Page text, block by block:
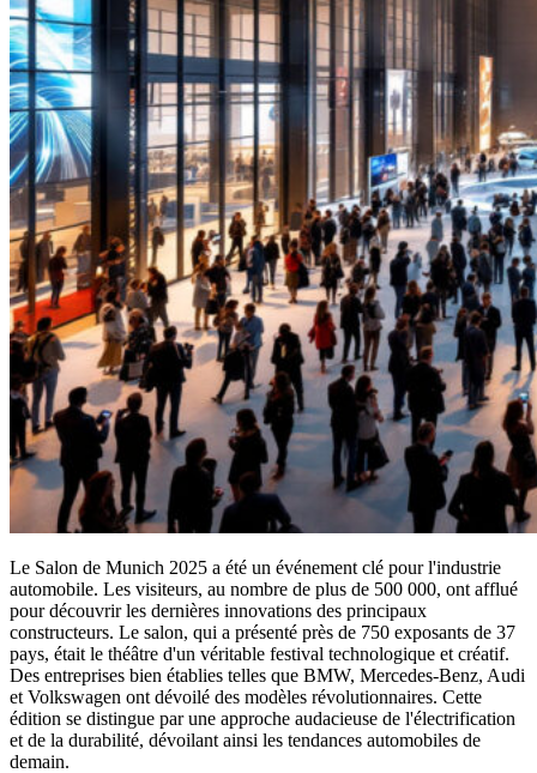
Le Salon de Munich 2025 a été un événement clé pour l'industrie
automobile. Les visiteurs, au nombre de plus de 500 000, ont afflué
pour découvrir les dernières innovations des principaux
constructeurs. Le salon, qui a présenté près de 750 exposants de 37
pays, était le théâtre d'un véritable festival technologique et créatif.
Des entreprises bien établies telles que BMW, Mercedes-Benz, Audi
et Volkswagen ont dévoilé des modèles révolutionnaires. Cette
édition se distingue par une approche audacieuse de l'électrification
et de la durabilité, dévoilant ainsi les tendances automobiles de
demain.